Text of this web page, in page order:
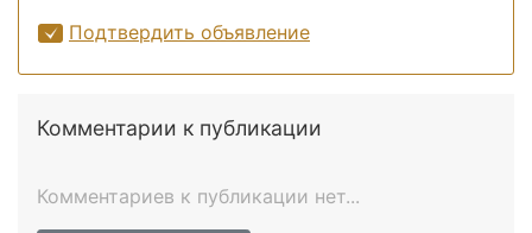
Подтвердить объявление
Комментарии к публикации
Комментариев к публикации нет...